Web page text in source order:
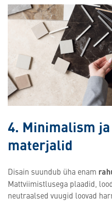
4. Minimalism
materjalid
Disain suundub üha enam
Mattviimistlusega plaadid,
neutraalsed vuugid loovad